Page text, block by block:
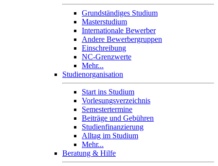
Grundständiges Studium
Masterstudium
Internationale Bewerber
Andere Bewerbergruppen
Einschreibung
NC-Grenzwerte
Mehr...
Studienorganisation
Start ins Studium
Vorlesungsverzeichnis
Semestertermine
Beiträge und Gebühren
Studienfinanzierung
Alltag im Studium
Mehr...
Beratung & Hilfe